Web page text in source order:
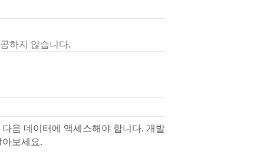
하지 않습니다.
음 데이터에 액세스해야 합니다. 개발
보세요.